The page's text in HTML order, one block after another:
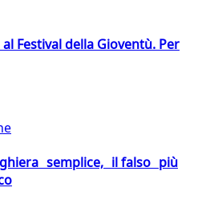
Festival della Gioventù. Per
semplice, il falso più